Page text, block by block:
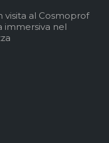
visita al Cosmoprof
immersiva nel